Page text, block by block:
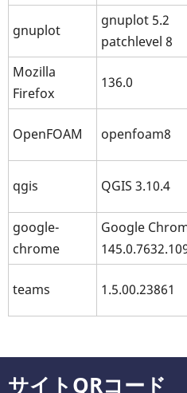
gnuplot
gnuplot 5.2
patchlevel 8
Mozilla
Firefox
136.0
OpenFOAM openfoam8
qgis QGIS 3.10.4
google-
chrome
Google
teams 1.5.00.23861
サイトQRコード